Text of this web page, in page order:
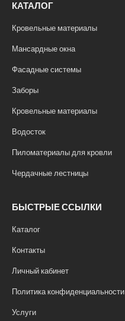
КАТАЛОГ
Кровельные материалы
Мансардные окна
Фасадные системы
Заборы
Кровельные материалы
Водосток
Пиломатериалы для кровли
Чердачные лестницы
БЫСТРЫЕ ССЫЛКИ
Каталог
Контакты
Личный кабинет
Политика конфиденциальности
Услуги